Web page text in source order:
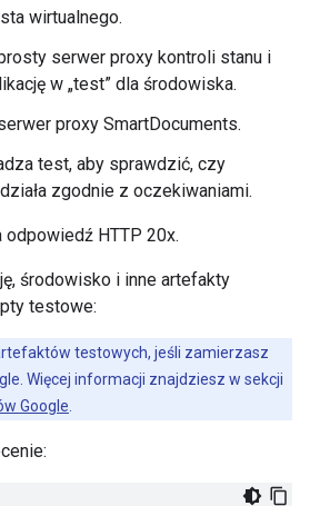
wirtualnego.
serwer proxy kontroli stanu i
w „test” dla środowiska.
proxy SmartDocuments.
test, aby sprawdzić, czy
zgodnie z oczekiwaniami.
HTTP 20x.
środowisko i inne artefakty
testowe:
testowych, jeśli zamierzasz
Więcej informacji znajdziesz w sekcji
Google